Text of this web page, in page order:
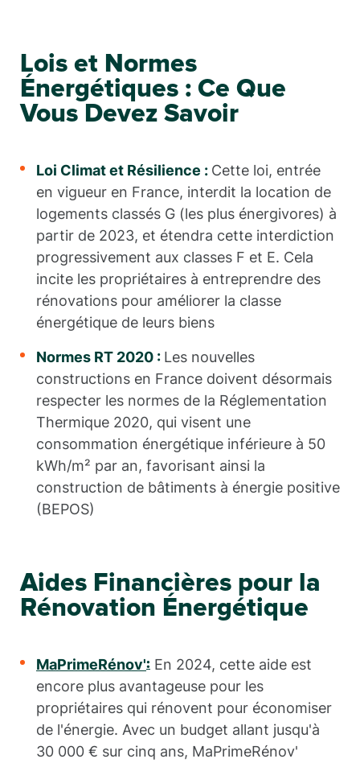
Lois et Normes
Énergétiques : Ce Que
Vous Devez Savoir
Loi Climat et Résilience : Cette loi, entrée
en vigueur en France, interdit la location de
logements classés G (les plus énergivores) à
partir de 2023, et étendra cette interdiction
progressivement aux classes F et E. Cela
incite les propriétaires à entreprendre des
rénovations pour améliorer la classe
énergétique de leurs biens
Normes RT 2020 : Les nouvelles
constructions en France doivent désormais
respecter les normes de la Réglementation
Thermique 2020, qui visent une
consommation énergétique inférieure à 50
kWh/m² par an, favorisant ainsi la
construction de bâtiments à énergie positive
(BEPOS)
Aides Financières pour la
Rénovation Énergétique
MaPrimeRénov': En 2024, cette aide est
encore plus avantageuse pour les
propriétaires qui rénovent pour économiser
de l'énergie. Avec un budget allant jusqu'à
30 000 € sur cinq ans, MaPrimeRénov'